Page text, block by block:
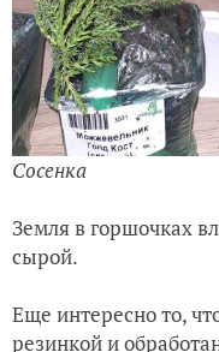
Сосенка
Земля в горшочках
сырой.
Еще интересно то,
резинкой и